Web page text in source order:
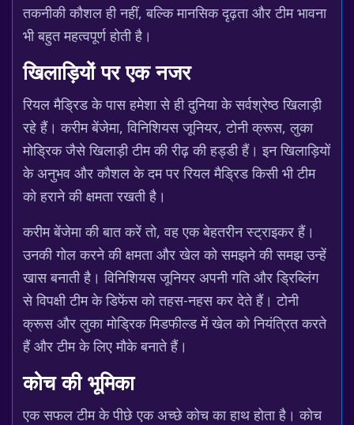
तकनीकी कौशल ही नहीं, बल्कि मानसिक दृढ़ता और टीम भावना
भी बहुत महत्वपूर्ण होती है।
खिलाड़ियों पर एक नजर
रियल मैड्रिड के पास हमेशा से ही दुनिया के सर्वश्रेष्ठ खिलाड़ी
रहे हैं। करीम बेंजेमा, विनिशियस जूनियर, टोनी क्रूस, लुका
मोड्रिक जैसे खिलाड़ी टीम की रीढ़ की हड्डी हैं। इन खिलाड़ियों
के अनुभव और कौशल के दम पर रियल मैड्रिड किसी भी टीम
को हराने की क्षमता रखती है।
करीम बेंजेमा की बात करें तो, वह एक बेहतरीन स्ट्राइकर हैं।
उनकी गोल करने की क्षमता और खेल को समझने की समझ उन्हें
खास बनाती है। विनिशियस जूनियर अपनी गति और ड्रिब्लिंग
से विपक्षी टीम के डिफेंस को तहस-नहस कर देते हैं। टोनी
क्रूस और लुका मोड्रिक मिडफील्ड में खेल को नियंत्रित करते
हैं और टीम के लिए मौके बनाते हैं।
कोच की भूमिका
एक सफल टीम के पीछे एक अच्छे कोच का हाथ होता है। कोच